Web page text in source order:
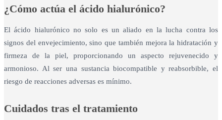
¿Cómo actúa el ácido hialurónico?
El ácido hialurónico no solo es un aliado en la lucha contra los
signos del envejecimiento, sino que también mejora la hidratación y
firmeza de la piel, proporcionando un aspecto rejuvenecido y
armonioso. Al ser una sustancia biocompatible y reabsorbible, el
riesgo de reacciones adversas es mínimo.
Cuidados tras el tratamiento